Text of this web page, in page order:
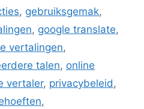
, gebruiksgemak,
, google translate,
vertalingen,
talen, online
vertaler, privacybeleid ,
,